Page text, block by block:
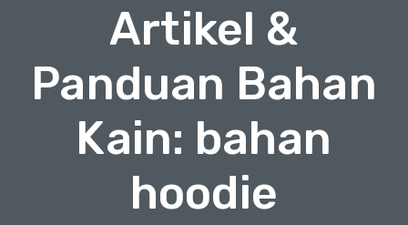
Artikel &
Panduan Bahan
Kain: bahan
hoodie